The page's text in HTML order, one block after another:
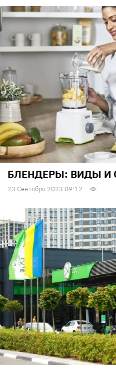
БЛЕНДЕРЫ: ВИДЫ И
23 Сентября 2023 09:12